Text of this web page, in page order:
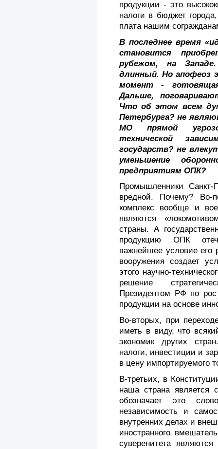
продукции - это
нало­ги в бюджет
плата нашим
В последнее время
становится
рубежом, на
длинный. Но апофеоз
момент -
Дальше,
Что об этом всем
Петербурга? не
МО прямой
технической
государств? не
уменьшение
предприятиям ОПК?
Промышленники Санкт-
вредной. Почему? Во-
комплекс вообще и
являют­ся
страны. А
продукцию ОПК
важнейшее условие его
вооружения создает
этого научно-
решение
Президентом РФ по
продукции на основе
Во-вторых, при
иметь в виду, что
экономик других
налоги, инвестиции и
в цену импортируемого
В-третьих, в
наша страна является
обозначает это
независимость и
внутренних делах и
иностранного
суверенитета